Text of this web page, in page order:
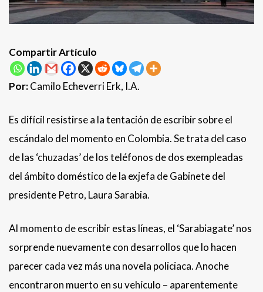
Compartir Artículo
Por:Camilo Echeverri Erk, I.A.
Es difícil resistirse a la tentación de escribir sobre el
escándalo del momento en Colombia. Se trata del caso
de las ‘chuzadas’ de los teléfonos de dos exempleadas
del ámbito doméstico de la exjefa de Gabinete del
presidente Petro, Laura Sarabia.
Al momento de escribir estas líneas, el ‘Sarabiagate’ nos
sorprende nuevamente con desarrollos que lo hacen
parecer cada vez más una novela policiaca. Anoche
encontraron muerto en su vehículo – aparentemente